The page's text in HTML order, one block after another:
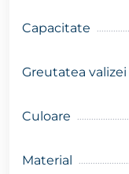
Capacitate
Greutatea valizei
Culoare
Material